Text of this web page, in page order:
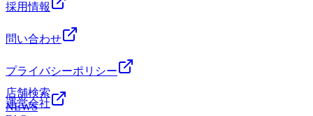
19:30 スタッフ一同ご来店を心よりお待ちしております。
アRe.Ra.Ku(リラク)御成門駅前店【港区在勤・在住の方に朗
は21:00まで、週末は20:00まで営業しておりますので、ぜひ
:11:00～21:00土日祝:11:00～20:00【住所】〒105-0003東京都
港区西新橋3-24-6 ル・グラシエルBLDG.87 1F都営三田線
たい』『元気になりたい』『健康になりたい』などの要望を
(^O^)!皆さんのご応募をお待ちしておりま
ーーーーーーーーーーー
採用情報
問い合わせ
プライバシーポリシー
運営会社
店舗検索
NEWS